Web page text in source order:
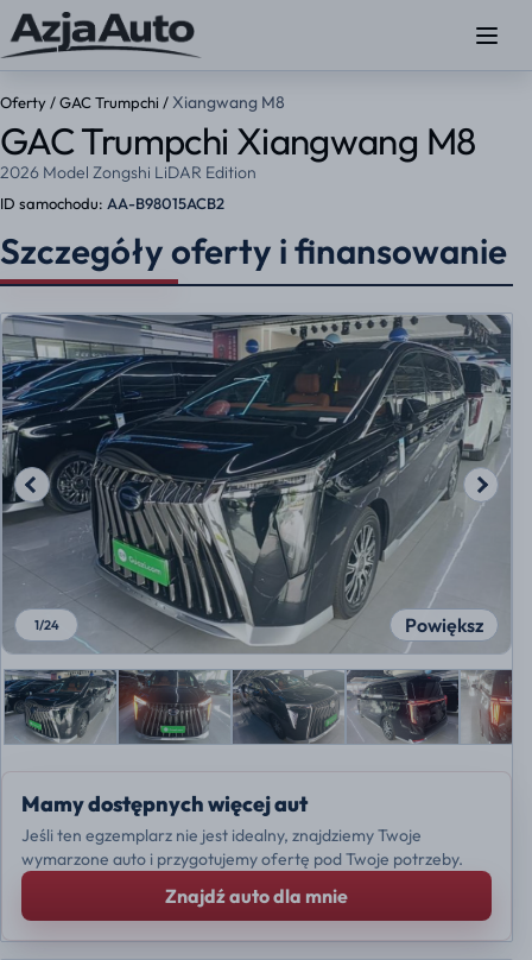
Oferty /GAC Trumpchi /Xiangwang M8
GAC Trumpchi Xiangwang M8
2026 Model Zongshi LiDAR Edition
ID samochodu: AA-B98015ACB2
Szczegóły oferty i finansowanie
Powiększ
1/24
Mamy dostępnych więcej aut
Jeśli ten egzemplarz nie jest idealny, znajdziemy Twoje
wymarzone auto i przygotujemy ofertę pod Twoje potrzeby.
Znajdź auto dla mnie